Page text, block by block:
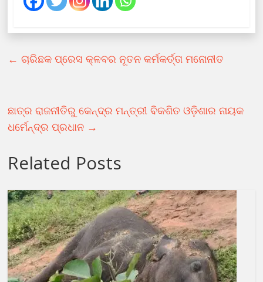
← ଚାରିଛକ ପ୍ରେସ କ୍ଳବର ନୂତନ କର୍ମକର୍ତ୍ତା ମନୋନୀତ
ଛାତ୍ର ରାଜନୀତିରୁ କେନ୍ଦ୍ର ମନ୍ତ୍ରୀ ବିକଶିତ ଓଡ଼ିଶାର ନାୟକ
ଧର୍ମେନ୍ଦ୍ର ପ୍ରଧାନ →
Related Posts